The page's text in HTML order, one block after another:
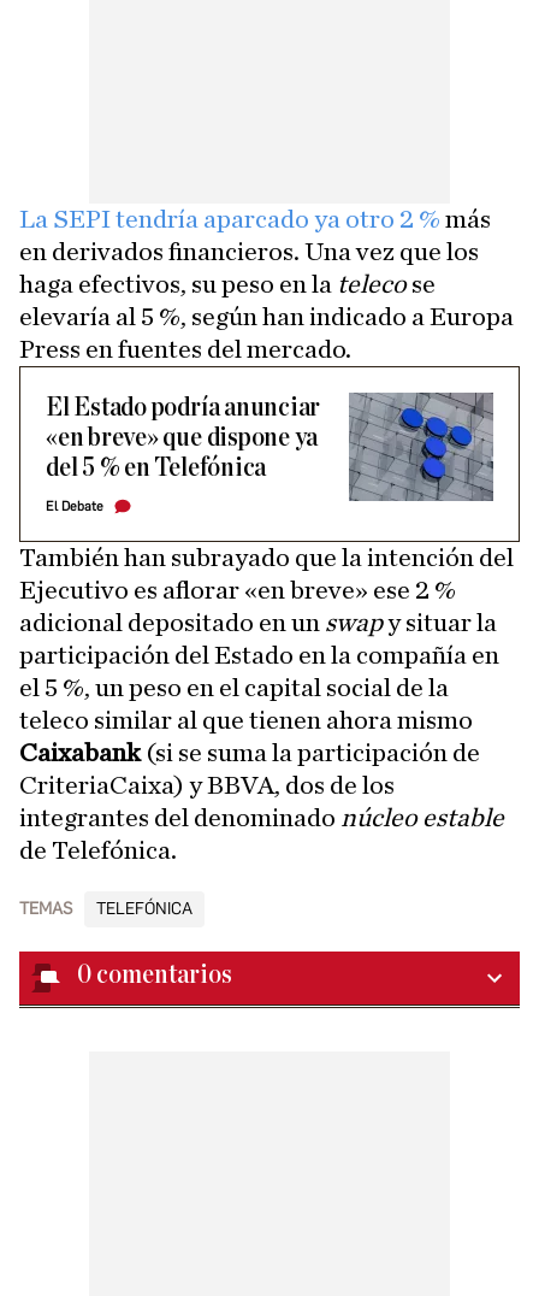
La SEPI tendría aparcado ya otro 2 % más
en derivados financieros. Una vez que los
haga efectivos, su peso en la telecose
elevaría al 5 %, según han indicado a Europa
Press en fuentes del mercado.
El Estado podría anunciar
«en breve» que dispone ya
del 5 % en Telefónica
El Debate
También han subrayado que la intención del
Ejecutivo es aflorar «en breve» ese 2 %
adicional depositado en un swapy situar la
participación del Estado en la compañía en
el 5 %, un peso en el capital social de la
teleco similar al que tienen ahora mismo
Caixabank(si se suma la participación de
CriteriaCaixa) y BBVA, dos de los
integrantes del denominado núcleo estable
de Telefónica.
TEMAS TELEFÓNICA
0 comentarios